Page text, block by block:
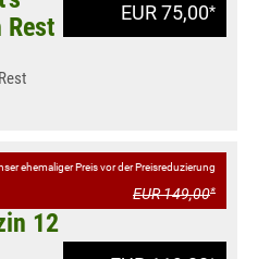
EUR 75,00*
Rest
ehemaliger Preis vor der Preisreduzierung
EUR 149,00*
12